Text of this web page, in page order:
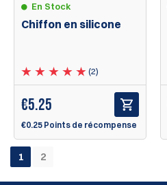
En Stock
Chiffon en silicone
(2)
€5.25
€0.25 Points de récompense
1 2